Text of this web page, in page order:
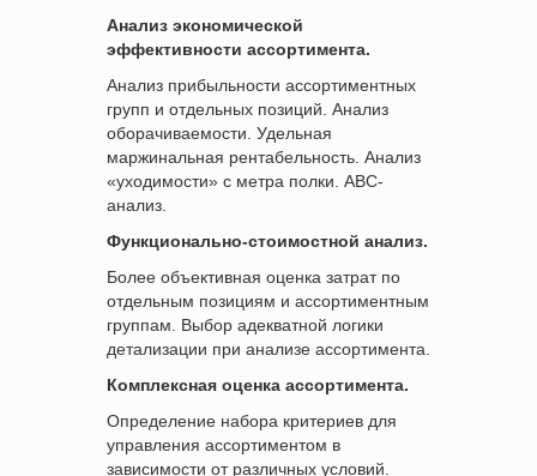
Анализ экономической
эффективности ассортимента.
Анализ прибыльности ассортиментных
групп и отдельных позиций. Анализ
оборачиваемости. Удельная
маржинальная рентабельность. Анализ
«уходимости» с метра полки. ABC-
анализ.
Функционально-стоимостной анализ.
Более объективная оценка затрат по
отдельным позициям и ассортиментным
группам. Выбор адекватной логики
детализации при анализе ассортимента.
Комплексная оценка ассортимента.
Определение набора критериев для
управления ассортиментом в
зависимости от различных условий.